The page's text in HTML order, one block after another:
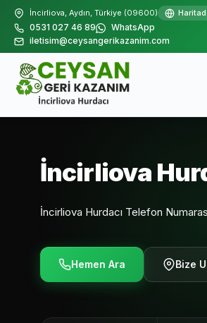
İncirliova, Aydın, Türkiye (09600)
0531 027 46 89
WhatsApp
iletisim@ceysangerikazanim.com
İncirliova
İncirliova Hurdacı Telefon
Hemen Ara Bize